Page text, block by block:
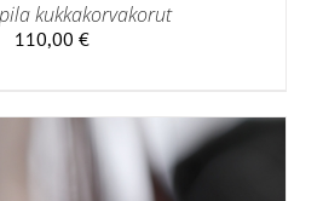
kukkakorvakorut
110,00 €